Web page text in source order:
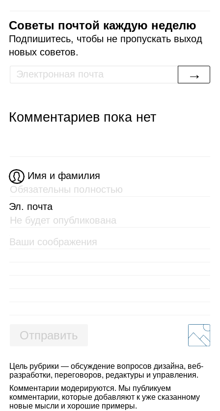
Советы почтой каждую неделю
Подпишитесь, чтобы не пропускать выход
новых советов.
→
Комментариев пока нет
Имя и фамилия
Эл. почта
Отправить
Цель рубрики — обсуждение вопросов дизайна, веб-
разработки, переговоров, редактуры и управления.
Комментарии модерируются. Мы публикуем
комментарии, которые добавляют к уже сказанному
новые мысли и хорошие примеры.